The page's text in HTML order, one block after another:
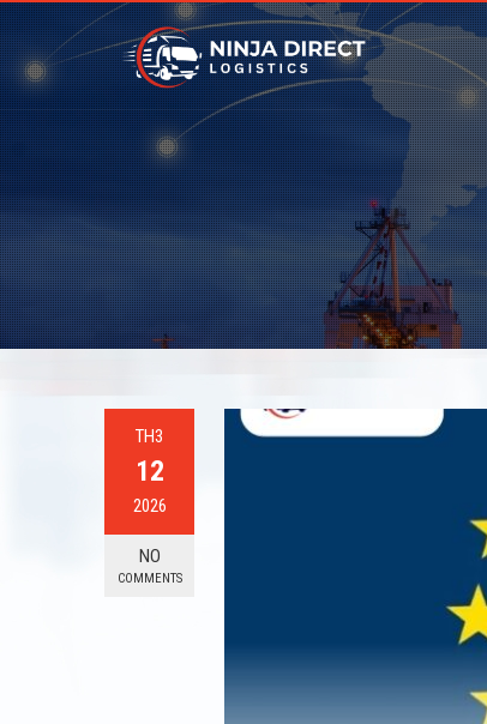
TH3
12
2026
NO
COMMENTS